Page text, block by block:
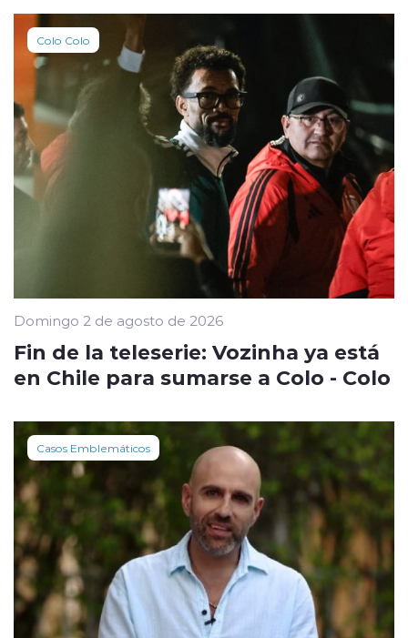
Colo Colo
Domingo 2 de agosto de 2026
Fin de la teleserie: Vozinha ya está
en Chile para sumarse a Colo - Colo
Casos Emblemáticos